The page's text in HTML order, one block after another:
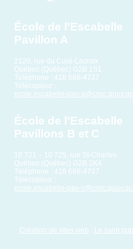
École de l'Escabelle
Pavillon A
2120, rue du Curé-Lacroix
Québec (Québec) G2B 1S1
Téléphone : 418 686-4727
Télécopieur :
ecole.escabelle-pav-
École de l'Escabelle
Pavillons B et C
10 721 – 10 725, rue St-Charles
Québec (Québec) G2B 2K4
Téléphone : 418 686-4737
Télécopieur :
ecole.escabelle-pav-
Création de sites web : Le saint